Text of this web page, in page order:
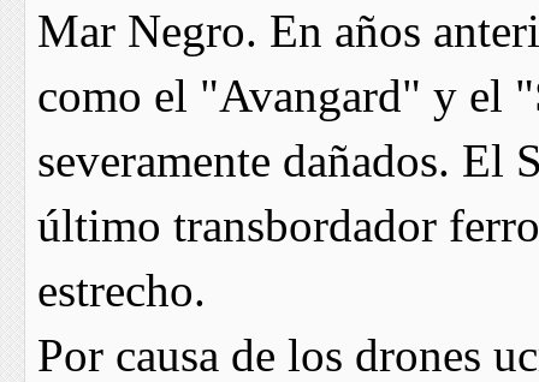
Mar Negro. En años
como el "Avangard" y el
severamente dañados. El
último transbordador
estrecho.
Por causa de los drones